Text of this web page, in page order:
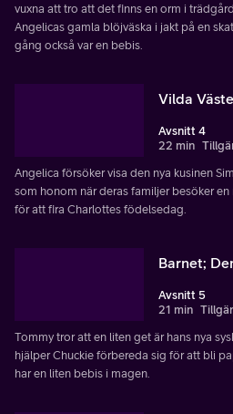
vuxna att tro att det finns en orm i
Angelicas gamla blöjväska i jakt på en
gång också var en bebis.
Vilda
Avsnitt 4
22 min
Angelica försöker visa den nya kusinen
som honom när deras familjer besöker
för att fira Charlottes födelsedag.
Barnet;
Avsnitt 5
21 min
Tommy tror att en liten get är hans nya
hjälper Chuckie förbereda sig för att bli
har en liten bebis i magen.